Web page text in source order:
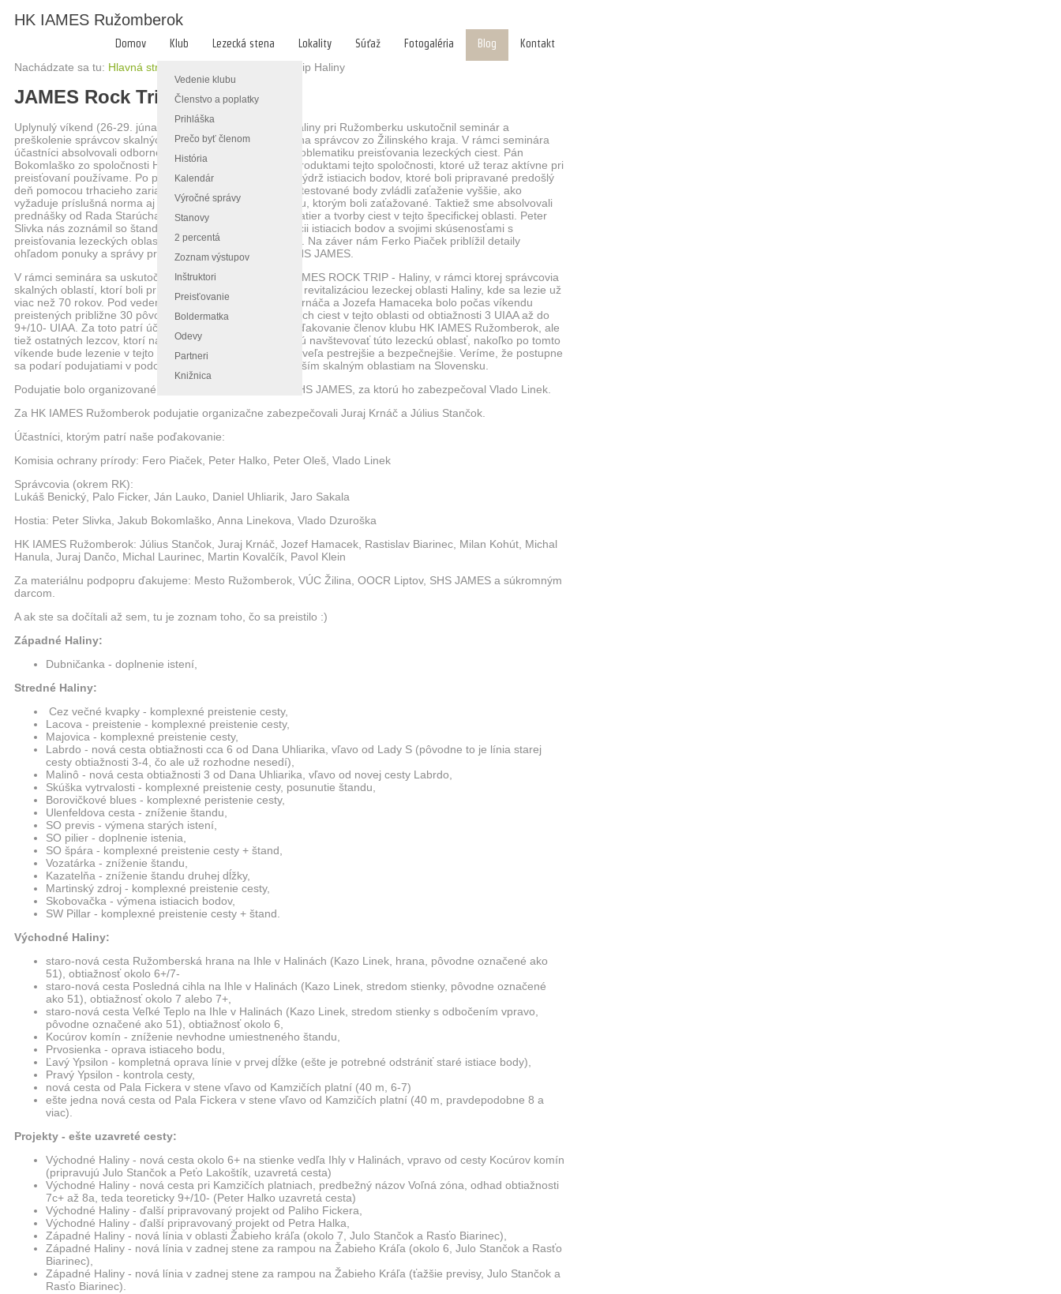
HK IAMES Ružomberok
Domov Klub
Vedenie klubu
Členstvo a poplatky
Prihláška
Prečo byť členom
História
Kalendár
Výročné správy
Stanovy
2 percentá
Zoznam výstupov
Inštruktori
Preisťovanie
Boldermatka
Odevy
Partneri
Knižnica
Lezecká stena Lokality Súťaž Fotogaléria Blog
Kontakt
Nachádzate sa tu: Hlavná stránka JAMES Rock Trip Haliny
JAMES Rock Trip Haliny
Uplynulý víkend (26-29. júna 2025) sa v skalnej oblasti Haliny pri Ružomberku uskutočnil seminár a
preškolenie správcov skalných oblastí, zameraný hlavne na správcov zo Žilinského kraja. V rámci seminára
účastníci absolvovali odborné prednášky zamerané na problematiku preisťovania lezeckých ciest. Pán
Bokomlaško zo spoločnosti Hilti nás detailne zoznámil s produktami tejto spoločnosti, ktoré už teraz aktívne pri
preisťovaní používame. Po prednáške sme tiež testovali výdrž istiacich bodov, ktoré boli pripravané predošlý
deň pomocou trhacieho zariadenia so silomerom. Všetky testované body zvládli zaťaženie vyššie, ako
vyžaduje príslušná norma aj napriek nepriaznivému smeru, ktorým boli zaťažované. Taktiež sme absolvovali
prednášky od Rada Starúcha na tému správy Vysokých Tatier a tvorby ciest v tejto špecifickej oblasti. Peter
Slivka nás zoznámil so štandardnými postupmi pri inštalácii istiacich bodov a svojimi skúsenosťami s
preisťovania lezeckých oblastí na Slovensku a v zahraničí. Na záver nám Ferko Piaček priblížil detaily
ohľadom ponuky a správy preisťovacieho materiálu od SHS JAMES.
V rámci seminára sa uskutočnila tiež neformálna akcia JAMES ROCK TRIP - Haliny, v rámci ktorej správcovia
skalných oblastí, ktorí boli prítomní na seminári pomohli s revitalizáciou lezeckej oblasti Haliny, kde sa lezie už
viac než 70 rokov. Pod vedením správcov oblasti Juraja Krnáča a Jozefa Hamaceka bolo počas víkendu
preistených približne 30 pôvodných, ale aj nových lezeckých ciest v tejto oblasti od obtiažnosti 3 UIAA až do
9+/10- UIAA. Za toto patrí účastníkom podujatia veľké poďakovanie členov klubu HK IAMES Ružomberok, ale
tiež ostatných lezcov, ktorí navštevujú a v budúcnosti budú navštevovať túto lezeckú oblasť, nakoľko po tomto
víkende bude lezenie v tejto krásnej skalnej oblasti opäť oveľa pestrejšie a bezpečnejšie. Veríme, že postupne
sa podarí podujatiami v podobnom formáte pomôcť aj ďalším skalným oblastiam na Slovensku.
Podujatie bolo organizované Komisiou ochrany prírody SHS JAMES, za ktorú ho zabezpečoval Vlado Linek.
Za HK IAMES Ružomberok podujatie organizačne zabezpečovali Juraj Krnáč a Július Stančok.
Účastníci, ktorým patrí naše poďakovanie:
Komisia ochrany prírody: Fero Piaček, Peter Halko, Peter Oleš, Vlado Linek
Správcovia (okrem RK):
Lukáš Benický, Palo Ficker, Ján Lauko, Daniel Uhliarik, Jaro Sakala
Hostia: Peter Slivka, Jakub Bokomlaško, Anna Linekova, Vlado Dzuroška
HK IAMES Ružomberok: Július Stančok, Juraj Krnáč, Jozef Hamacek, Rastislav Biarinec, Milan Kohút, Michal
Hanula, Juraj Dančo, Michal Laurinec, Martin Kovalčík, Pavol Klein
Za materiálnu podpopru ďakujeme: Mesto Ružomberok, VÚC Žilina, OOCR Liptov, SHS JAMES a súkromným
darcom.
A ak ste sa dočítali až sem, tu je zoznam toho, čo sa preistilo :)
Západné Haliny:
Dubničanka - doplnenie istení,
Stredné Haliny:
Cez večné kvapky - komplexné preistenie cesty,
Lacova - preistenie - komplexné preistenie cesty,
Majovica - komplexné preistenie cesty,
Labrdo - nová cesta obtiažnosti cca 6 od Dana Uhliarika, vľavo od Lady S (pôvodne to je línia starej
cesty obtiažnosti 3-4, čo ale už rozhodne nesedí),
Malinô - nová cesta obtiažnosti 3 od Dana Uhliarika, vľavo od novej cesty Labrdo,
Skúška vytrvalosti - komplexné preistenie cesty, posunutie štandu,
Borovičkové blues - komplexné peristenie cesty,
Ulenfeldova cesta - zníženie štandu,
SO previs - výmena starých istení,
SO pilier - doplnenie istenia,
SO špára - komplexné preistenie cesty + štand,
Vozatárka - zníženie štandu,
Kazatelňa - zníženie štandu druhej dĺžky,
Martinský zdroj - komplexné preistenie cesty,
Skobovačka - výmena istiacich bodov,
SW Pillar - komplexné preistenie cesty + štand.
Východné Haliny:
staro-nová cesta Ružomberská hrana na Ihle v Halinách (Kazo Linek, hrana, pôvodne označené ako
51), obtiažnosť okolo 6+/7-
staro-nová cesta Posledná cihla na Ihle v Halinách (Kazo Linek, stredom stienky, pôvodne označené
ako 51), obtiažnosť okolo 7 alebo 7+,
staro-nová cesta Veľké Teplo na Ihle v Halinách (Kazo Linek, stredom stienky s odbočením vpravo,
pôvodne označené ako 51), obtiažnosť okolo 6,
Kocúrov komín - zníženie nevhodne umiestneného štandu,
Prvosienka - oprava istiaceho bodu,
Ľavý Ypsilon - kompletná oprava línie v prvej dĺžke (ešte je potrebné odstrániť staré istiace body),
Pravý Ypsilon - kontrola cesty,
nová cesta od Pala Fickera v stene vľavo od Kamzičích platní (40 m, 6-7)
ešte jedna nová cesta od Pala Fickera v stene vľavo od Kamzičích platní (40 m, pravdepodobne 8 a
viac).
Projekty - ešte uzavreté cesty:
Východné Haliny - nová cesta okolo 6+ na stienke vedľa Ihly v Halinách, vpravo od cesty Kocúrov komín
(pripravujú Julo Stančok a Peťo Lakoštík, uzavretá cesta)
Východné Haliny - nová cesta pri Kamzičích platniach, predbežný názov Voľná zóna, odhad obtiažnosti
7c+ až 8a, teda teoreticky 9+/10- (Peter Halko uzavretá cesta)
Východné Haliny - ďalší pripravovaný projekt od Paliho Fickera,
Východné Haliny - ďalší pripravovaný projekt od Petra Halka,
Západné Haliny - nová línia v oblasti Žabieho kráľa (okolo 7, Julo Stančok a Rasťo Biarinec),
Západné Haliny - nová línia v zadnej stene za rampou na Žabieho Kráľa (okolo 6, Julo Stančok a Rasťo
Biarinec),
Západné Haliny - nová línia v zadnej stene za rampou na Žabieho Kráľa (ťažšie previsy, Julo Stančok a
Rasťo Biarinec).